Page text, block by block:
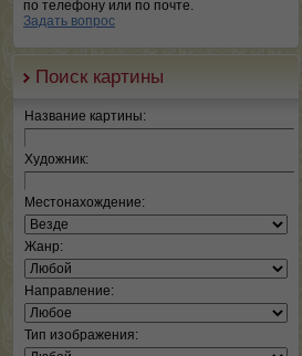
по телефону или по почте.
Задать вопрос
Поиск картины
Название картины:
Художник:
Местонахождение:
Жанр:
Направление:
Тип изображения: